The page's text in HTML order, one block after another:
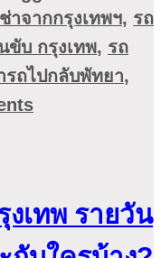
าจากกรุงเทพฯ, รถ
ขับ กรุงเทพ, รถ
รถไปกลับพัทยา,
เทพ รายวัน